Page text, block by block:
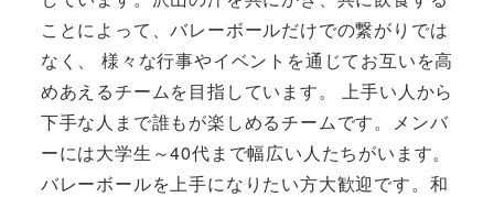
ことによって、バレーボールだけでの繋がりでは
なく、 様々な行事やイベントを通じてお互いを高
めあえるチームを目指しています。 上手い人から
下手な人まで誰もが楽しめるチームです。メンバ
ーには大学生～40代まで幅広い人たちがいます。
バレーボールを上手になりたい方大歓迎です。和